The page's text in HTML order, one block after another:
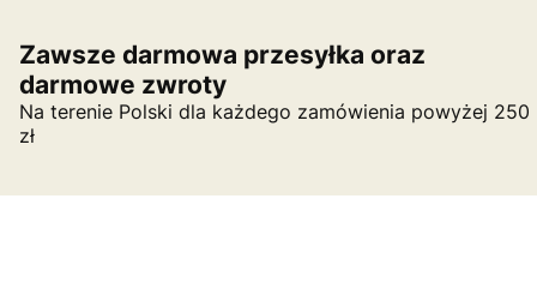
Zawsze darmowa przesyłka oraz
darmowe zwroty
Na terenie Polski dla każdego zamówienia powyżej 250
zł